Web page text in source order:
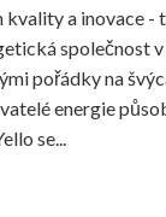
kvality a inovace -
společnost
pořádky na
energie
se...